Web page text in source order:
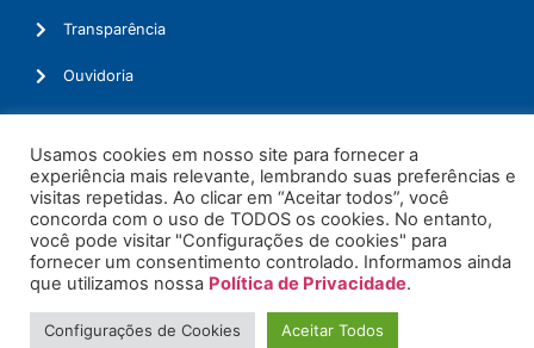
Transparência
Ouvidoria
© 2026. Todos os Direitos Reservados.
Usamos cookies em nosso site para fornecer a
experiência mais relevante, lembrando suas preferências e
visitas repetidas. Ao clicar em “Aceitar todos”, você
concorda com o uso de TODOS os cookies. No entanto,
você pode visitar "Configurações de cookies" para
fornecer um consentimento controlado. Informamos ainda
que utilizamos nossa Política de Privacidade.
Configurações de Cookies Aceitar Todos